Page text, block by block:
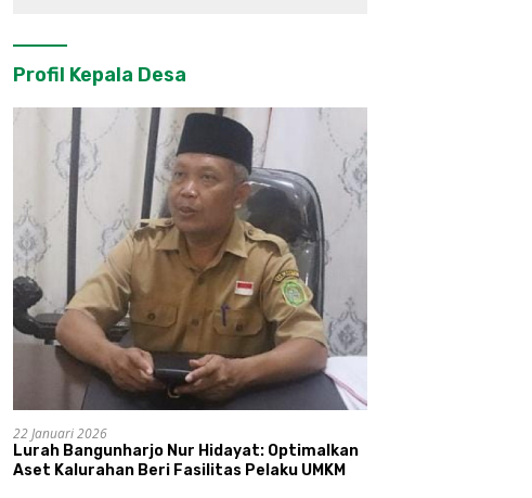
Profil Kepala Desa
22 Januari 2026
Lurah Bangunharjo Nur Hidayat: Optimalkan
Aset Kalurahan Beri Fasilitas Pelaku UMKM